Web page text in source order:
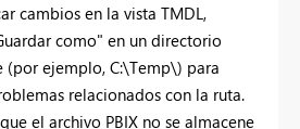
cambios en la vista TMDL,
como" en un directorio
(por ejemplo, C:\Temp\) para
relacionados con la ruta.
el archivo PBIX no se almacene